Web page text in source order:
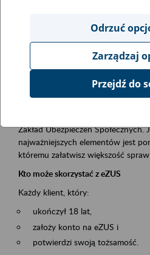
Obszar merytoryczny
obsługa klientów
Opis wydarzenia
Platforma Usług Elektronicznych
Zakład Ubezpieczeń Społecznych.
najważniejszych elementów jest
któremu załatwisz większość
Kto może skorzystać z eZUS
Każdy klient, który:
ukończył 18 lat,
założy konto na eZUS i
potwierdzi swoją tożsamość.
Odrzuć
Zarządzaj
Przejdź do